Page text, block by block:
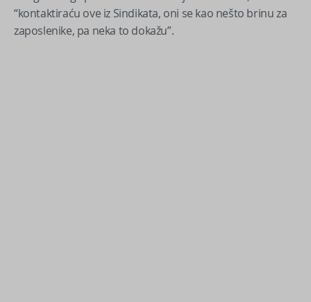
“kontaktiraću ove iz Sindikata, oni se kao nešto brinu za
zaposlenike, pa neka to dokažu”.